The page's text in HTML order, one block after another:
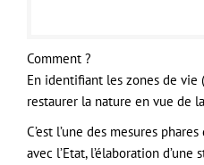
Comment ?
En identifiant les zones de vie
restaurer la nature en vue de
C’est l’une des mesures
avec l’Etat, l’élaboration